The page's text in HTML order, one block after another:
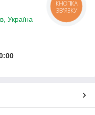
Україна
КНОПКА
ЗВ'ЯЗКУ